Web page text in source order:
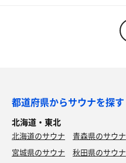
都道府県からサウナを探す
北海道・東北
北海道のサウナ 青森県のサウナ
宮城県のサウナ
秋田県のサウナ